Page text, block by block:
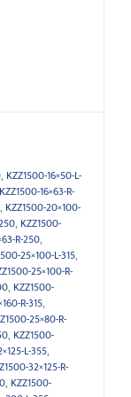
, KZZ1500-16×50-L-
KZZ1500-16×63-R-
, KZZ1500-20×100-
, KZZ1500-
R-250,
25×100-L-315,
25×100-R-
, KZZ1500-
R-315,
25×80-R-
, KZZ1500-
L-355,
32×125-R-
, KZZ1500-